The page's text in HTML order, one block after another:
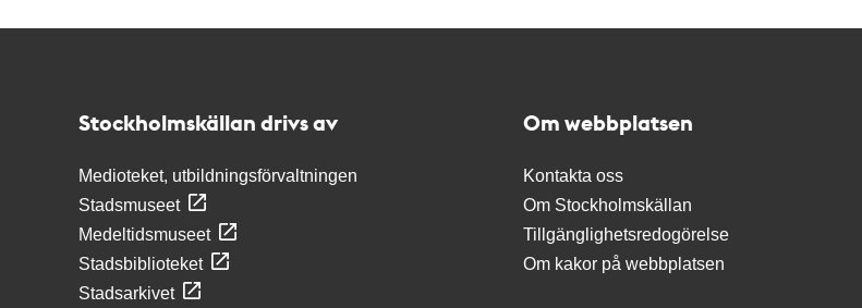
Stockholmskällan drivs av
Medioteket, utbildningsförvaltningen
Stadsmuseet
Medeltidsmuseet
Stadsbiblioteket
Stadsarkivet
Om webbplatsen
Kontakta oss
Om Stockholmskällan
Tillgänglighetsredogörelse
Om kakor på webbplatsen